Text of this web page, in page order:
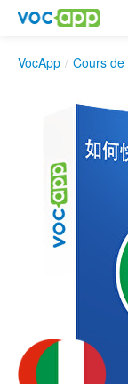
VocApp / Cours